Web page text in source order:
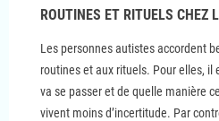
ROUTINES ET RITUELS CHEZ
Les personnes autistes accordent
routines et aux rituels. Pour elles, il
va se passer et de quelle manière
vivent moins d’incertitude. Par